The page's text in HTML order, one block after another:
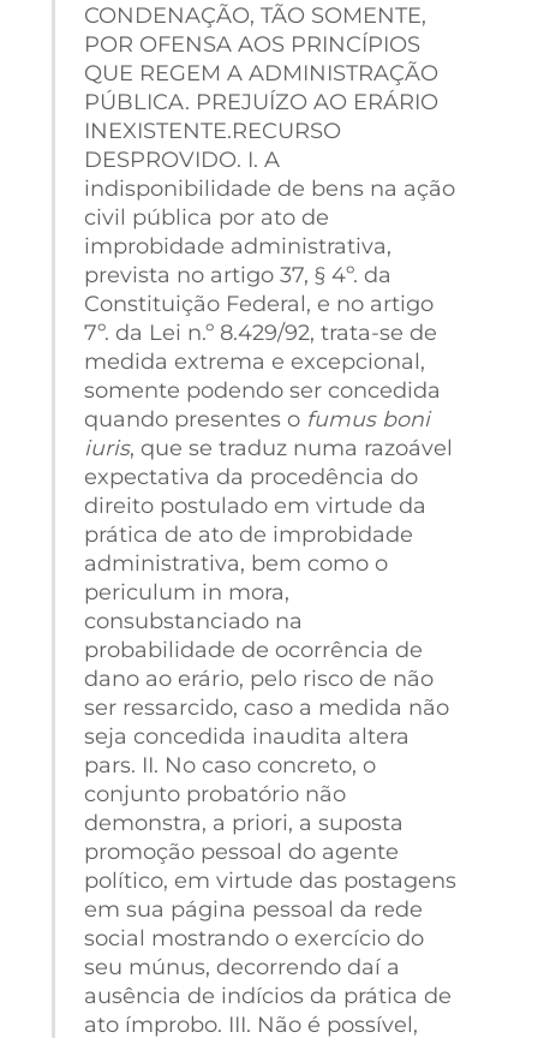
CONDENAÇÃO, TÃO SOMENTE,
POR OFENSA AOS PRINCÍPIOS
QUE REGEM A ADMINISTRAÇÃO
PÚBLICA. PREJUÍZO AO ERÁRIO
INEXISTENTE.RECURSO
DESPROVIDO. I. A
indisponibilidade de bens na ação
civil pública por ato de
improbidade administrativa,
prevista no artigo 37, § 4º. da
Constituição Federal, e no artigo
7º. da Lei n.º 8.429/92, trata-se de
medida extrema e excepcional,
somente podendo ser concedida
quando presentes o fumus boni
iuris, que se traduz numa razoável
expectativa da procedência do
direito postulado em virtude da
prática de ato de improbidade
administrativa, bem como o
periculum in mora,
consubstanciado na
probabilidade de ocorrência de
dano ao erário, pelo risco de não
ser ressarcido, caso a medida não
seja concedida inaudita altera
pars. II. No caso concreto, o
conjunto probatório não
demonstra, a priori, a suposta
promoção pessoal do agente
político, em virtude das postagens
em sua página pessoal da rede
social mostrando o exercício do
seu múnus, decorrendo daí a
ausência de indícios da prática de
ato ímprobo. III. Não é possível,